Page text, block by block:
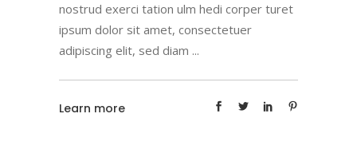
nostrud exerci tation ulm hedi corper turet
ipsum dolor sit amet, consectetuer
adipiscing elit, sed diam
Learn more